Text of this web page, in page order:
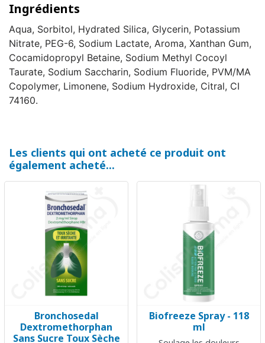
Ingrédients
Aqua, Sorbitol, Hydrated Silica, Glycerin, Potassium
Nitrate, PEG-6, Sodium Lactate, Aroma, Xanthan Gum,
Cocamidopropyl Betaine, Sodium Methyl Cocoyl
Taurate, Sodium Saccharin, Sodium Fluoride, PVM/MA
Copolymer, Limonene, Sodium Hydroxide, Citral, CI
74160.
Les clients qui ont acheté ce produit ont
également acheté...
Bronchosedal
Dextromethorphan
Sans Sucre Toux Sèche
Biofreeze Spray - 118
ml